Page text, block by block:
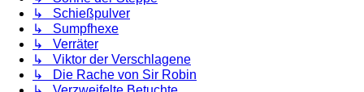
↳ Schießpulver
↳ Sumpfhexe
↳ Verräter
↳ Viktor der Verschlagene
↳ Die Rache von Sir Robin